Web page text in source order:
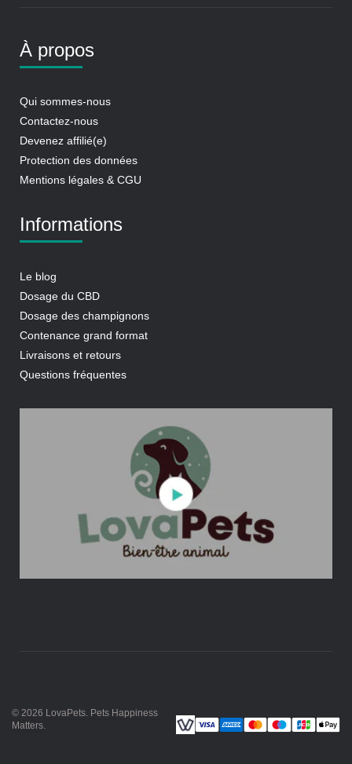
À propos
Qui sommes-nous
Contactez-nous
Devenez affilié(e)
Protection des données
Mentions légales & CGU
Informations
Le blog
Dosage du CBD
Dosage des champignons
Contenance grand format
Livraisons et retours
Questions fréquentes
© 2026 LovaPets. Pets Happiness
Matters.